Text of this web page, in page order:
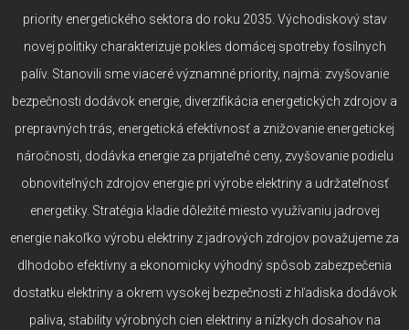
priority energetického sektora do roku 2035. Východiskový stav
novej politiky charakterizuje pokles domácej spotreby fosílnych
palív. Stanovili sme viaceré významné priority, najmä: zvyšovanie
bezpečnosti dodávok energie, diverzifikácia energetických zdrojov a
prepravných trás, energetická efektívnosť a znižovanie energetickej
náročnosti, dodávka energie za prijateľné ceny, zvyšovanie podielu
obnoviteľných zdrojov energie pri výrobe elektriny a udržateľnosť
energetiky. Stratégia kladie dôležité miesto využívaniu jadrovej
energie nakoľko výrobu elektriny z jadrových zdrojov považujeme za
dlhodobo efektívny a ekonomicky výhodný spôsob zabezpečenia
dostatku elektriny a okrem vysokej bezpečnosti z hľadiska dodávok
paliva, stability výrobných cien elektriny a nízkych dosahov na